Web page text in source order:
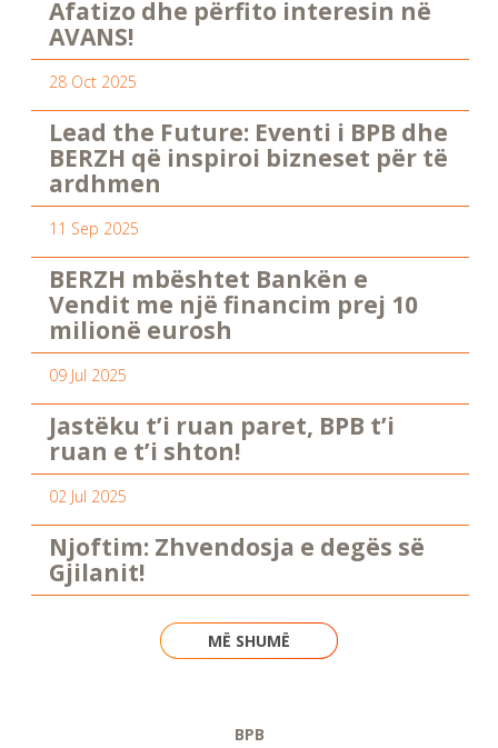
Afatizo dhe përfito interesin në
AVANS!
28 Oct 2025
Lead the Future: Eventi i BPB dhe
BERZH që inspiroi bizneset për të
ardhmen
11 Sep 2025
BERZH mbështet Bankën e
Vendit me një financim prej 10
milionë eurosh
09 Jul 2025
Jastëku t’i ruan paret, BPB t’i
ruan e t’i shton!
02 Jul 2025
Njoftim: Zhvendosja e degës së
Gjilanit!
MË SHUMË
BPB